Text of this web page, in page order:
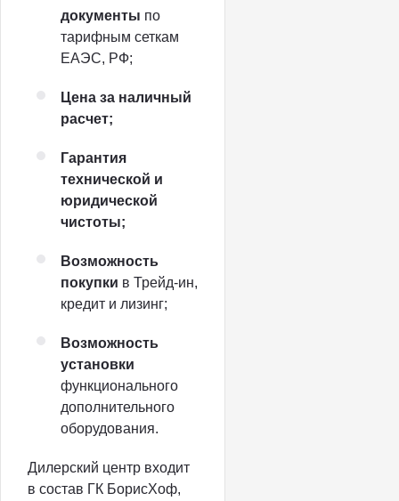
документы по
тарифным сеткам
ЕАЭС, РФ;
Цена за наличный
расчет;
Гарантия
технической и
юридической
чистоты;
Возможность
покупки в Трейд-ин,
кредит и лизинг;
Возможность
установки
функционального
дополнительного
оборудования.
Дилерский центр входит
в состав ГК БорисХоф,